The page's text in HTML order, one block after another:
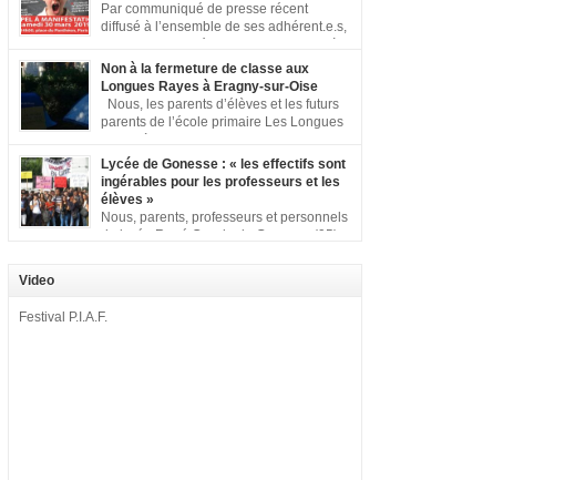
Par communiqué de presse récent
diffusé à l’ensemble de ses adhérent.e.s,
se mobiliser contre la loi Blanquer dite « Ecole de la
confiance ». Pour vous aider à organiser les actions
localement, la FCPE met à votre disposition ce kit de
mobilisation comprenant : 1 affiche appelant […]
Non à la fermeture de classe aux
Longues Rayes à Eragny-sur-Oise
Nous, les parents d’élèves et les futurs
parents de l’école primaire Les Longues
cette pétition pour dire « NON à la fermeture de classe
aux Longues Rayes ». Non à la dégradation continue
des conditions d’accueil et d’apprentissage de nos
enfants à l’école primaire. Chaque enfant a droit à […]
Lycée de Gonesse : « les effectifs sont
ingérables pour les professeurs et les
élèves »
Nous, parents, professeurs et personnels
du lycée René Cassin de Gonesse (95),
dénoncer les classes surchargées, en cette rentrée
et 35 élèves ! – de nombreuses classes de première et
Video
Festival P.I.A.F.